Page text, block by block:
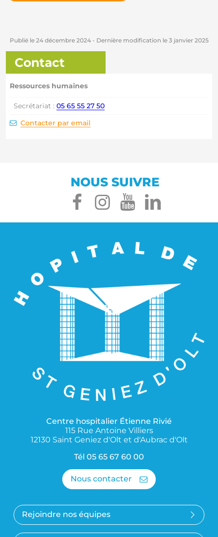
Publié le 24 décembre 2024- Dernière modification le 3 janvier 2025
Contact
Ressources humaines
Secrétariat : 05 65 55 27 50
Email :Contacter par email
NOUS SUIVRE
facebook
instagram
youtube
Centre hospitalier Étienne Rivié
115 Rue Antoine Villiers
12130 Saint Geniez d'Olt et d'Aubrac d'Olt
Tél 05 65 67 60 00
Nous contacter
Rejoindre nos équipes